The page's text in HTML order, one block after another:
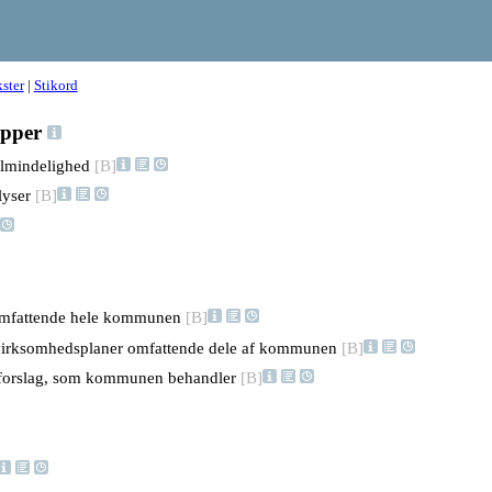
| Stikord
[B]
[B]
hele kommunen [B]
omfattende dele af kommunen [B]
som kommunen behandler [B]